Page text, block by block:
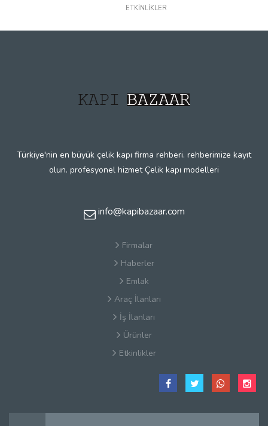
ETKİNLİKLER
Türkiye'nin en büyük çelik kapı firma rehberi. rehberimize kayıt
olun. profesyonel hizmet Çelik kapı modelleri
info@kapibazaar.com
Firmalar
Haberler
Emlak
Araç İlanları
İş İlanları
Ürünler
Etkinlikler
Çerez Politikaları
Satış Sözleşmesi